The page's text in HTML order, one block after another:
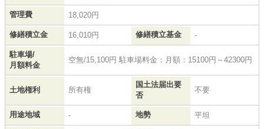
管理費 18,020円
修繕積立金 16,010円 修繕積立基金 -
駐車場/
月額料金
空無/15,100円 駐車場料金：月額：15100円～42300円
土地権利 所有権
国土法届出要
否
不要
用途地域 - 地勢 平坦